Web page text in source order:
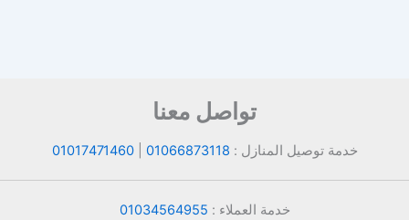
تواصل معنا
خدمة توصيل المنازل : 01066873118
|
01017471460
خدمة العملاء : 01034564955